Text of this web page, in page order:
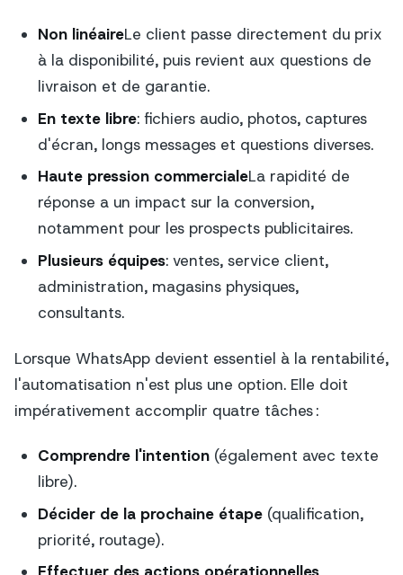
Non linéaireLe client passe directement du prix
à la disponibilité, puis revient aux questions de
livraison et de garantie.
En texte libre: fichiers audio, photos, captures
d'écran, longs messages et questions diverses.
Haute pression commercialeLa rapidité de
réponse a un impact sur la conversion,
notamment pour les prospects publicitaires.
Plusieurs équipes: ventes, service client,
administration, magasins physiques,
consultants.
Lorsque WhatsApp devient essentiel à la rentabilité,
l'automatisation n'est plus une option. Elle doit
impérativement accomplir quatre tâches :
Comprendre l'intention(également avec texte
libre).
Décider de la prochaine étape(qualification,
priorité, routage).